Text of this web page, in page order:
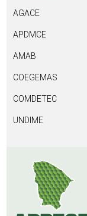
AGACE
APDMCE
AMAB
COEGEMAS
COMDETEC
UNDIME